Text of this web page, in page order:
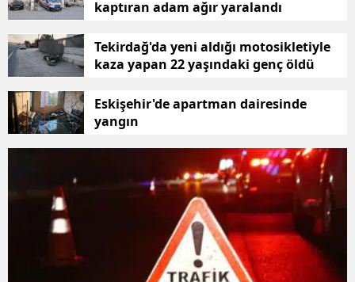
Çorum
Edirne
Elazığ
Erzincan
Erzurum
kaptıran adam ağır yaralandı
Tekirdağ'da yeni aldığı motosikletiyle
kaza yapan 22 yaşındaki genç öldü
Eskişehir'de apartman dairesinde
yangın